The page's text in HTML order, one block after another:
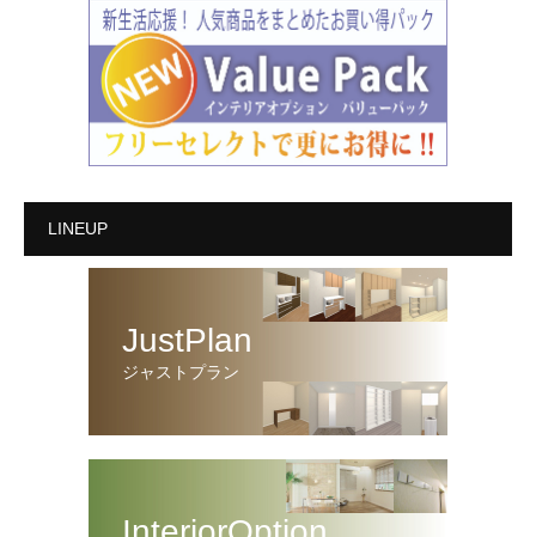
LINEUP
JustPlan
ジャストプラン